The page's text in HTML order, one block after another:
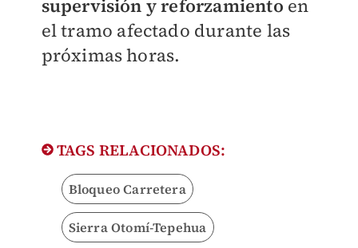
supervisión y reforzamiento en
el tramo afectado durante las
próximas horas.
TAGS RELACIONADOS:
Bloqueo Carretera
Sierra Otomí-Tepehua